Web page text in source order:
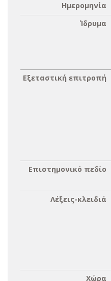
Ημερομηνία
Ίδρυμα
Εξεταστική επιτροπή
Επιστημονικό πεδίο
Λέξεις-κλειδιά
Χώρα